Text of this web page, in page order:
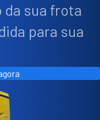
da sua frota
para sua